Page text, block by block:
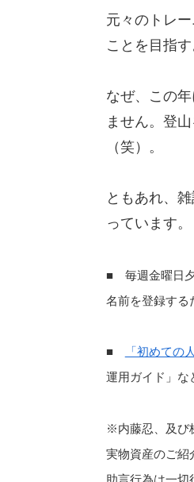
元々のトレ
ことを目指す
なぜ、この
ません。登
（笑）。
ともあれ、
っています。
■ 毎週金曜日
名前を登録する
■ 「初めての
運用ガイド」な
※内藤忍、及び
実物資産のご紹
助言行為は一切